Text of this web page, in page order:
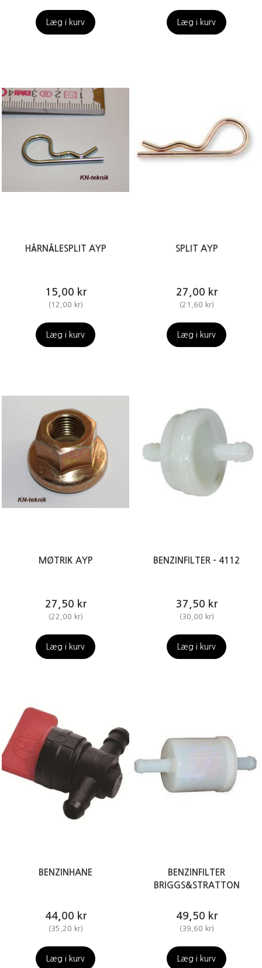
Læg i kurv Læg i kurv
HÅRNÅLESPLIT AYP
15,00 kr
(12,00 kr)
Læg i kurv
SPLIT AYP
27,00 kr
(21,60 kr)
Læg i kurv
MØTRIK AYP
27,50 kr
(22,00 kr)
Læg i kurv
BENZINFILTER - 4112
37,50 kr
(30,00 kr)
Læg i kurv
BENZINHANE
44,00 kr
(35,20 kr)
Læg i kurv
BENZINFILTER
BRIGGS&STRATTON
49,50 kr
(39,60 kr)
Læg i kurv